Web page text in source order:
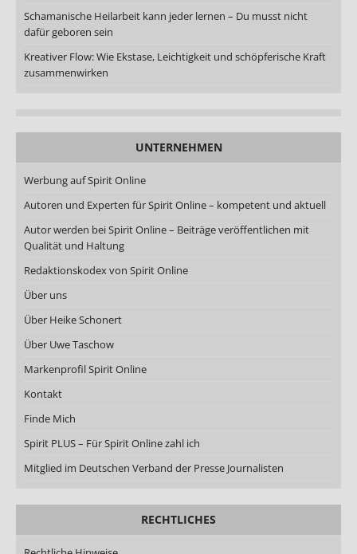
Schamanische Heilarbeit kann jeder lernen – Du musst nicht
dafür geboren sein
Kreativer Flow: Wie Ekstase, Leichtigkeit und schöpferische Kraft
zusammenwirken
UNTERNEHMEN
Werbung auf Spirit Online
Autoren und Experten für Spirit Online – kompetent und aktuell
Autor werden bei Spirit Online – Beiträge veröffentlichen mit
Qualität und Haltung
Redaktionskodex von Spirit Online
Über uns
Über Heike Schonert
Über Uwe Taschow
Markenprofil Spirit Online
Kontakt
Finde Mich
Spirit PLUS – Für Spirit Online zahl ich
Mitglied im Deutschen Verband der Presse Journalisten
RECHTLICHES